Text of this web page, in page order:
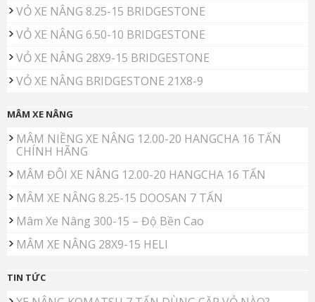
VỎ XE NÂNG 8.25-15 BRIDGESTONE
VỎ XE NÂNG 6.50-10 BRIDGESTONE
VỎ XE NÂNG 28X9-15 BRIDGESTONE
VỎ XE NÂNG BRIDGESTONE 21X8-9
MÂM XE NÂNG
MÂM NIỀNG XE NÂNG 12.00-20 HANGCHA 16 TẤN
CHÍNH HÃNG
MÂM ĐÔI XE NÂNG 12.00-20 HANGCHA 16 TẤN
MÂM XE NÂNG 8.25-15 DOOSAN 7 TẤN
Mâm Xe Nâng 300-15 – Độ Bền Cao
MÂM XE NÂNG 28X9-15 HELI
TIN TỨC